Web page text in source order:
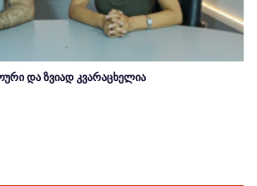
და ზვიად კვარაცხელია